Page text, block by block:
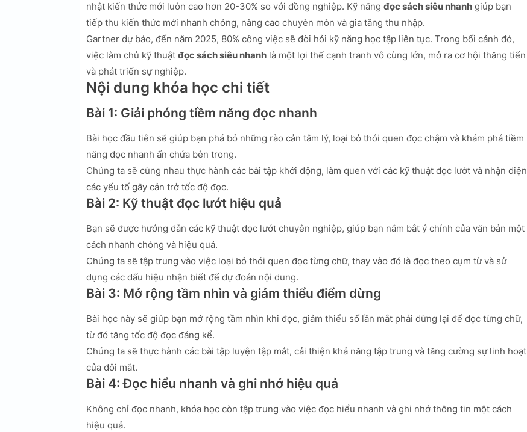
nhật kiến thức mới luôn cao hơn 20-30% so với đồng nghiệp. Kỹ năng đọc sách siêu nhanh giúp bạn
tiếp thu kiến thức mới nhanh chóng, nâng cao chuyên môn và gia tăng thu nhập.
Gartner dự báo, đến năm 2025, 80% công việc sẽ đòi hỏi kỹ năng học tập liên tục. Trong bối cảnh đó,
việc làm chủ kỹ thuật đọc sách siêu nhanh là một lợi thế cạnh tranh vô cùng lớn, mở ra cơ hội thăng tiến
và phát triển sự nghiệp.
Nội dung khóa học chi tiết
Bài 1: Giải phóng tiềm năng đọc nhanh
Bài học đầu tiên sẽ giúp bạn phá bỏ những rào cản tâm lý, loại bỏ thói quen đọc chậm và khám phá tiềm
năng đọc nhanh ẩn chứa bên trong.
Chúng ta sẽ cùng nhau thực hành các bài tập khởi động, làm quen với các kỹ thuật đọc lướt và nhận diện
các yếu tố gây cản trở tốc độ đọc.
Bài 2: Kỹ thuật đọc lướt hiệu quả
Bạn sẽ được hướng dẫn các kỹ thuật đọc lướt chuyên nghiệp, giúp bạn nắm bắt ý chính của văn bản một
cách nhanh chóng và hiệu quả.
Chúng ta sẽ tập trung vào việc loại bỏ thói quen đọc từng chữ, thay vào đó là đọc theo cụm từ và sử
dụng các dấu hiệu nhận biết để dự đoán nội dung.
Bài 3: Mở rộng tầm nhìn và giảm thiểu điểm dừng
Bài học này sẽ giúp bạn mở rộng tầm nhìn khi đọc, giảm thiểu số lần mắt phải dừng lại để đọc từng chữ,
từ đó tăng tốc độ đọc đáng kể.
Chúng ta sẽ thực hành các bài tập luyện tập mắt, cải thiện khả năng tập trung và tăng cường sự linh hoạt
của đôi mắt.
Bài 4: Đọc hiểu nhanh và ghi nhớ hiệu quả
Không chỉ đọc nhanh, khóa học còn tập trung vào việc đọc hiểu nhanh và ghi nhớ thông tin một cách
hiệu quả.